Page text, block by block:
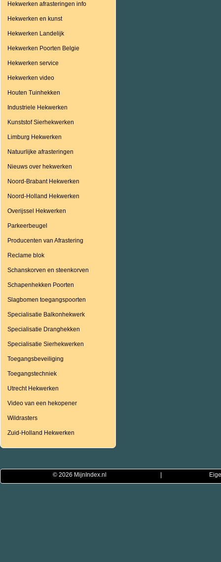
Hekwerken afrasteringen info
Hekwerken en kunst
Hekwerken Landelijk
Hekwerken Poorten Belgie
Hekwerken service
Hekwerken video
Houten Tuinhekken
Industriele Hekwerken
Kunststof Sierhekwerken
Limburg Hekwerken
Natuurlijke afrasteringen
Nieuws over hekwerken
Noord-Brabant Hekwerken
Noord-Holland Hekwerken
Overijssel Hekwerken
Parkeerbeugel
Producenten van Afrastering
Reclame blok
Schanskorven en steenkorven
Schapenhekken Poorten
Slagbomen toegangspoorten
Specialisatie Balkonhekwerk
Specialisatie Dranghekken
Specialisatie Sierhekwerken
Toegangsbeveiliging
Toegangstechniek
Utrecht Hekwerken
Video van een hekopener
Wildrasters
Zuid-Holland Hekwerken
© 2026 MijnIndex.nl